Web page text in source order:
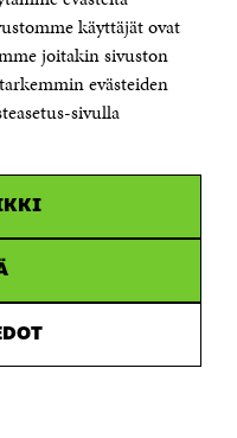
käyttäjät ovat
joitakin sivuston
evästeiden
sivulla
Sitra